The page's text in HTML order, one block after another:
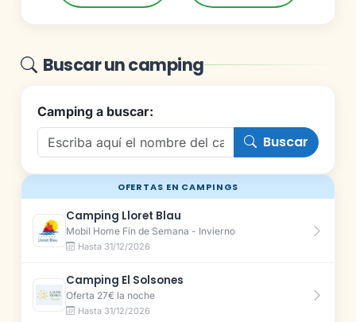
OFERTAS EN CAMPINGS
Camping Lloret Blau
Mobil Home Fin de Semana - Invierno
Hasta 31/12/2026
Camping El Solsones
Oferta 27€ la noche
Hasta 31/12/2026
Buscar un camping
Camping a buscar:
Buscar